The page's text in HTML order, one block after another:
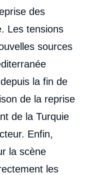
des
Les tensions
sources
la fin de
de la reprise
de la Turquie
Enfin,
la scène
les